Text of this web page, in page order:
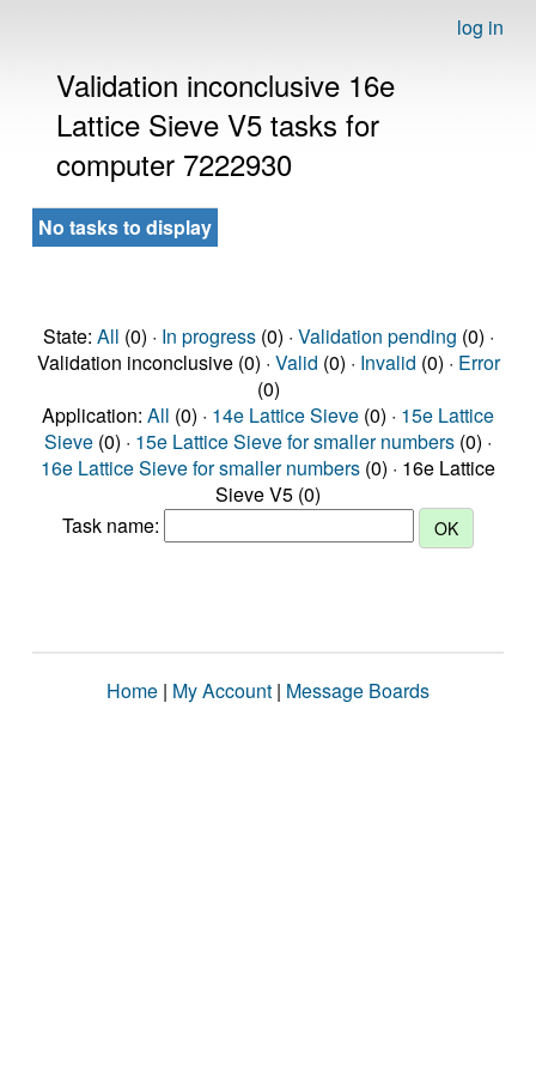
log in
Validation inconclusive 16e
Lattice Sieve V5 tasks for
computer 7222930
No tasks to display
State: All (0) · In progress(0) · Validation pending (0) ·
Validation inconclusive (0) · Valid (0) · Invalid (0) · Error
(0)
Application: All (0) · 14e Lattice Sieve (0) · 15e Lattice
Sieve (0) · 15e Lattice Sieve for smaller numbers (0) ·
16e Lattice Sieve for smaller numbers (0) · 16e Lattice
Sieve V5 (0)
Task name:
Home | My Account | Message Boards